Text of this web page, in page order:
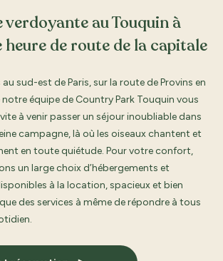
au Touquin à
heure de route de la capitale
sud-est de Paris, sur la route de Provins en
notre équipe de Country Park Touquin vous
à venir passer un séjour inoubliable dans
campagne, là où les oiseaux chantent et
en toute quiétude. Pour votre confort,
un large choix d’hébergements et
à la location, spacieux et bien
des services à même de répondre à tous